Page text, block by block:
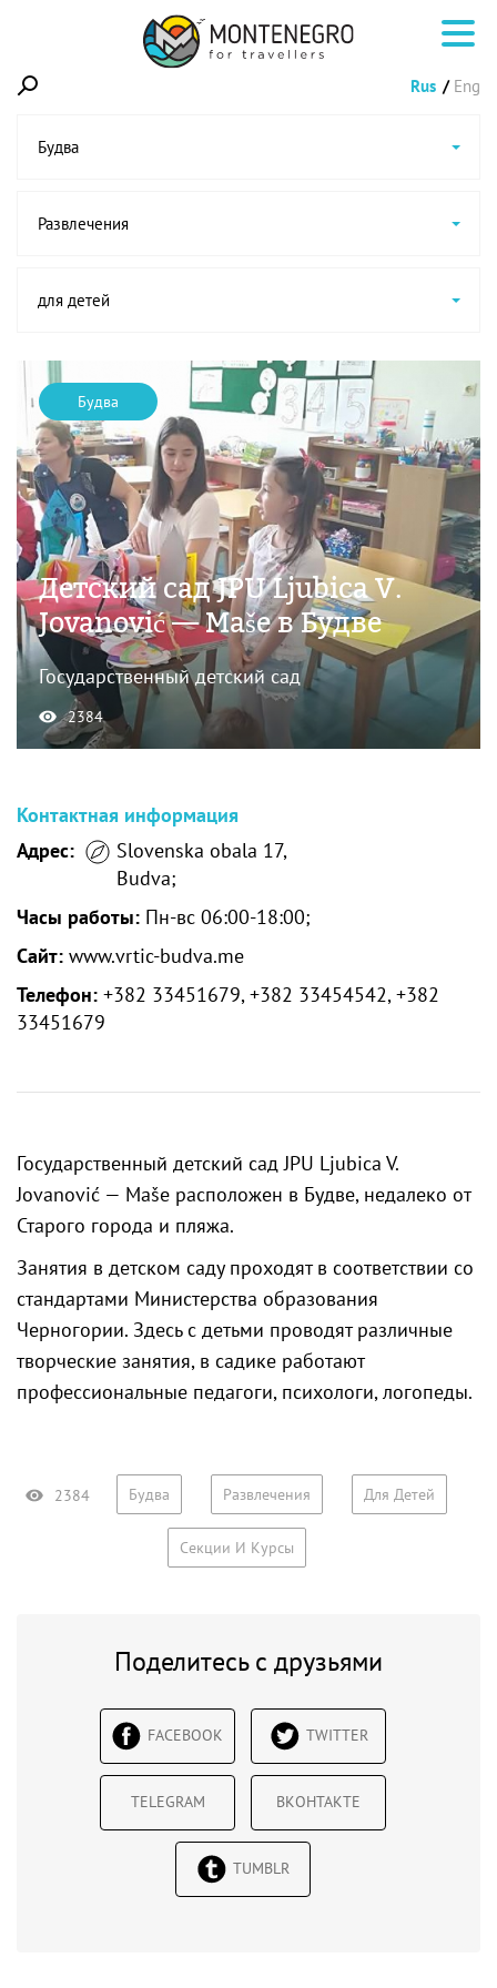
Rus Eng
Будва
Развлечения
для детей
Будва
Детский сад JPU Ljubica V.
Jovanović — Maše в Будве
Государственный детский сад
2384
Контактная информация
Адрес:
Slovenska obala 17,
Budva;
Часы работы: Пн-вс 06:00-18:00;
Сайт: www.vrtic-budva.me
Телефон: +382 33451679, +382 33454542, +382
33451679
Государственный детский сад JPU Ljubica V.
Jovanović — Maše расположен в Будве, недалеко от
Старого города и пляжа.
Занятия в детском саду проходят в соответствии со
стандартами Министерства образования
Черногории. Здесь с детьми проводят различные
творческие занятия, в садике работают
профессиональные педагоги, психологи, логопеды.
2384 Будва Развлечения Для Детей
Секции И Курсы
Поделитесь с друзьями
FACEBOOK TWITTER
TELEGRAM ВКОНТАКТЕ
TUMBLR